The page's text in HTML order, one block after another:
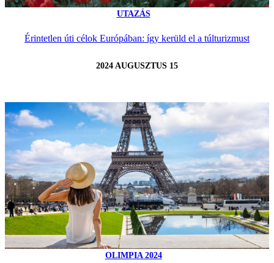
UTAZÁS
Érintetlen úti célok Európában: így kerüld el a túlturizmust
2024 AUGUSZTUS 15
OLIMPIA 2024